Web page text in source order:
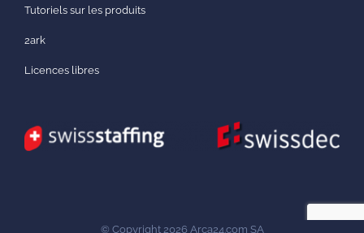
Tutoriels sur les produits
2ark
Licences libres
© Copyright 2026 Arca24.com SA